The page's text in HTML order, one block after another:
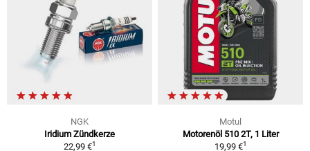
NGK
Iridium Zündkerze
22,99 €1
Motul
Motorenöl 510 2T, 1 Liter
19,99 €1